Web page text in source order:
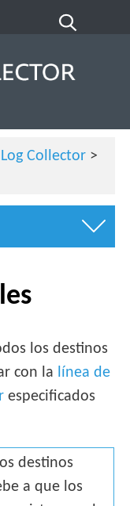
Collector>
los destinos
con la línea de
especificados
destinos
a que los